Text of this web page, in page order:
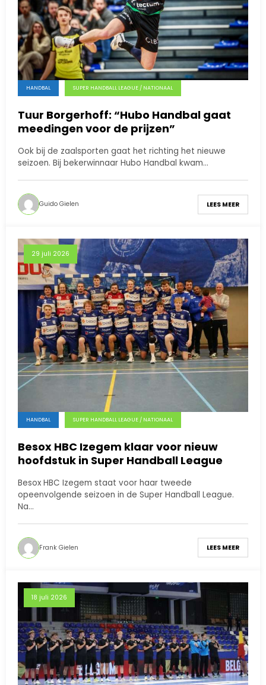
HANDBAL SUPER HANDBALL LEAGUE / NATIONAAL
Tuur Borgerhoff: “Hubo Handbal gaat
meedingen voor de prijzen”
Ook bij de zaalsporten gaat het richting het nieuwe
seizoen. Bij bekerwinnaar Hubo Handbal kwam…
Guido Gielen LEES MEER
29 juli 2026
HANDBAL SUPER HANDBALL LEAGUE / NATIONAAL
Besox HBC Izegem klaar voor nieuw
hoofdstuk in Super Handball League
Besox HBC Izegem staat voor haar tweede
opeenvolgende seizoen in de Super Handball League.
Na…
Frank Gielen LEES MEER
18 juli 2026